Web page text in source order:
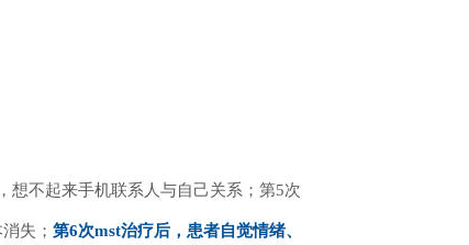
想不起来手机联系人与自己关系；第5次
失； 第6次mst治疗后，患者自觉情绪、